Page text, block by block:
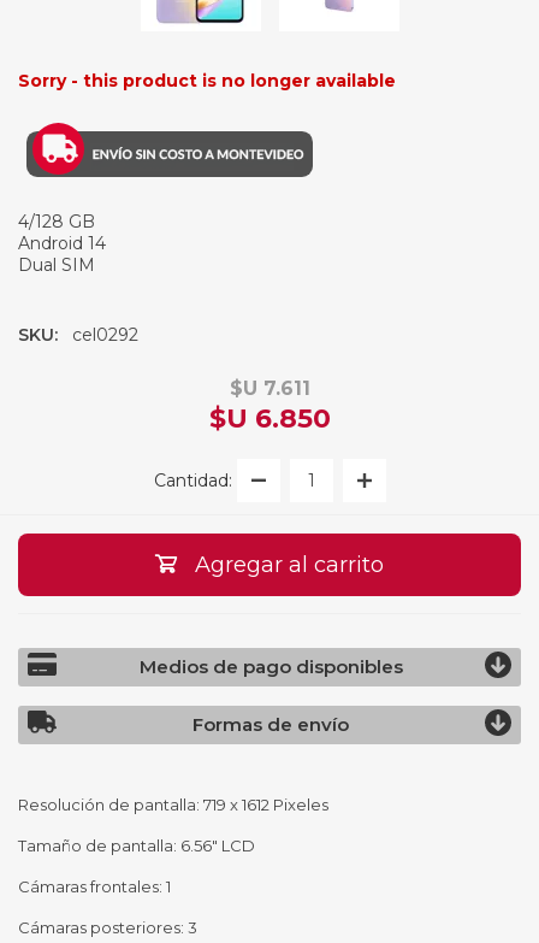
Sorry - this product is no longer available
4/128 GB
Android 14
Dual SIM
SKU: cel0292
$U 7.611
$U 6.850
Cantidad:
Agregar al carrito
Medios de pago disponibles
Formas de envío
Resolución de pantalla: 719 x 1612 Pixeles
Tamaño de pantalla: 6.56″ LCD
Cámaras frontales: 1
Cámaras posteriores: 3